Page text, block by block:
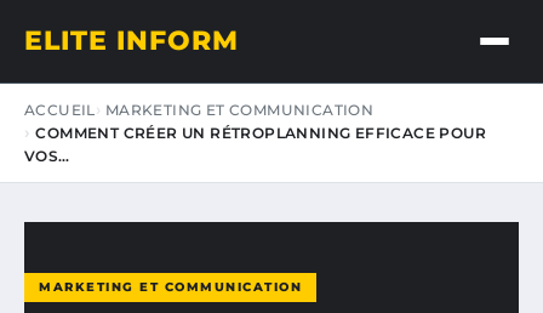
ELITE INFORM
ACCUEIL
MARKETING ET COMMUNICATION
COMMENT CRÉER UN RÉTROPLANNING EFFICACE POUR
VOS…
MARKETING ET COMMUNICATION